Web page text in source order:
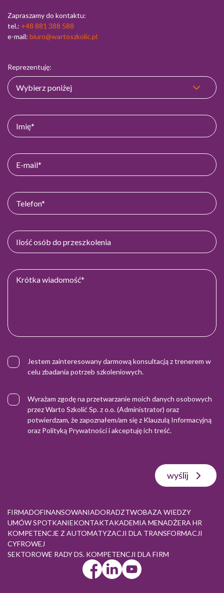
Zapraszamy do kontaktu:
tel.: +48 881 388 588
e-mail: biuro@wartoszkolic.pl
Reprezentuję:
Jestem zainteresowany darmową konsultacją z trenerem w
celu zbadania potrzeb szkoleniowych.
Wyrażam zgodę na przetwarzanie moich danych osobowych
przez Warto Szkolić Sp. z o.o. (Administrator) oraz
potwierdzam, że zapoznałem/am się z Klauzulą Informacyjną
oraz Polityką Prywatnościi akceptuję ich treść.
wyślij
FIRMADOFINANSOWANIADORADZTWOBAZA WIEDZY
UMÓW SPOTKANIEKONTAKTAKADEMIA MENADŻERA HR
KOMPETENCJE Z AUTOMATYZACJI DLA TRANSFORMACJI
CYFROWEJ
SEKTOROWE RADY DS. KOMPETENCJI DLA FIRM